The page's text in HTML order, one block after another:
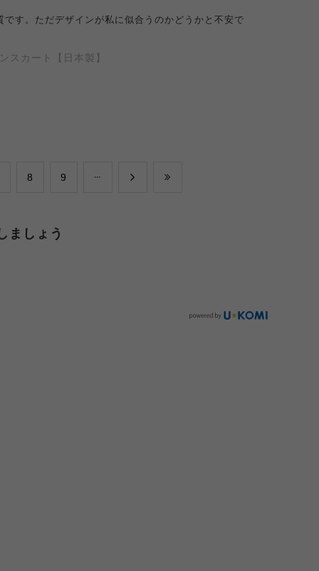
す。ただデザインが私に似合うのかどうかと不安で
スカート【日本製】
​8 ​9
ましょう